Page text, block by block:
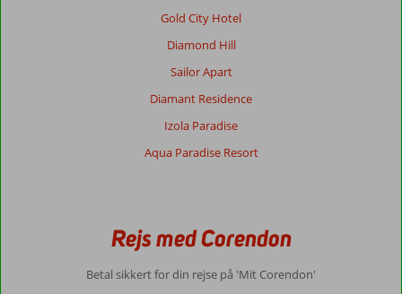
Gold City Hotel
Diamond Hill
Sailor Apart
Diamant Residence
Izola Paradise
Aqua Paradise Resort
Rejs med Corendon
Betal sikkert for din rejse på 'Mit Corendon'